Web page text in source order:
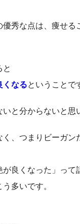
優秀な点は、痩せる
と
くなるということで
と分からないと思
、つまりビーガン
が良くなった」って
多いです。